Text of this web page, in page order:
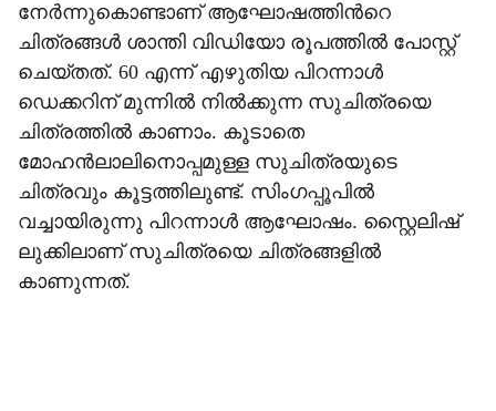
നേർന്നുകൊണ്ടാണ് ആഘോഷത്തിന്‍റെ
ചിത്രങ്ങൾ ശാന്തി വിഡിയോ രൂപത്തിൽ പോസ്റ്റ്
ചെയ്തത്. 60 എന്ന് എഴുതിയ പിറന്നാൾ
ഡെക്കറിന് മുന്നിൽ നിൽക്കുന്ന സുചിത്രയെ
ചിത്രത്തിൽ കാണാം. കൂടാതെ
മോഹൻലാലിനൊപ്പമുള്ള സുചിത്രയുടെ
ചിത്രവും കൂട്ടത്തിലുണ്ട്. സിംഗപ്പൂപിൽ
വച്ചായിരുന്നു പിറന്നാൾ ആഘോഷം. സ്റ്റൈലിഷ്
ലുക്കിലാണ് സുചിത്രയെ ചിത്രങ്ങളിൽ
കാണുന്നത്.